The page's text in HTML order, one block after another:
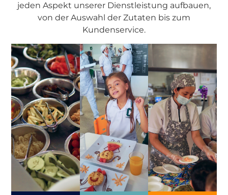
jeden Aspekt unserer Dienstleistung aufbauen,
von der Auswahl der Zutaten bis zum
Kundenservice.